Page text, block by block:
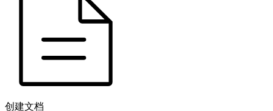
创建文档